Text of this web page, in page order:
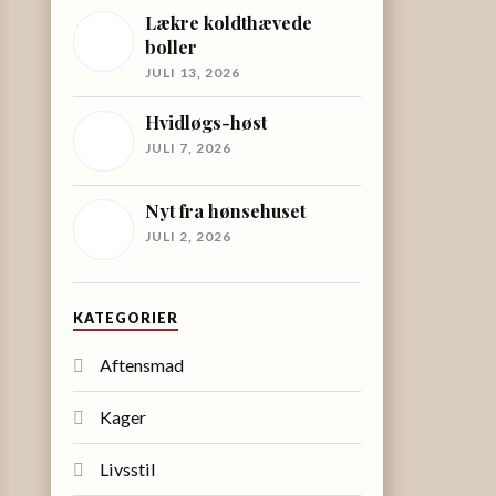
Lækre koldthævede
boller
JULI 13, 2026
Hvidløgs-høst
JULI 7, 2026
Nyt fra hønsehuset
JULI 2, 2026
KATEGORIER
Aftensmad
Kager
Livsstil